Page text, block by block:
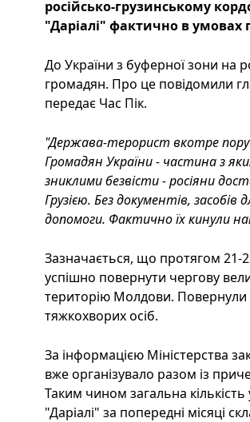
російсько-грузинському
"Даріалі" фактично в умовах
До України з буферної зони на
громадян. Про це повідомили
передає Час Пік.
"Держава-терорист вкотре
Громадян України - частина з
зниклими безвісти - росіяни
Грузією. Без документів,
допомоги. Фактично їх кинули
Зазначається, що протягом 21-
успішно повернути чергову
територію Молдови. Повернули
тяжкохворих осіб.
За інформацією Міністерства
вже організувало разом із
Таким чином загальна
"Даріалі" за попередні місяці